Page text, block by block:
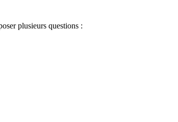
plusieurs questions :